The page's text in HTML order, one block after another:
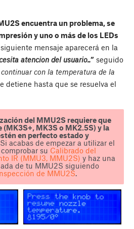
encuentra un problema, se
y uno o más de los LEDs
mensaje aparecerá en la
atencion del usuario..” seguido
con la temperatura de la
detiene hasta que se resuelva el
del MMU2S requiere que
(MK3S+, MK3S o MK2.5S) y la
en perfecto estado y
acabas de empezar a utilizar el
su Calibrado del
IR (MMU3, MMU2S) y haz una
de tu MMU2S siguiendo
de MMU2S.